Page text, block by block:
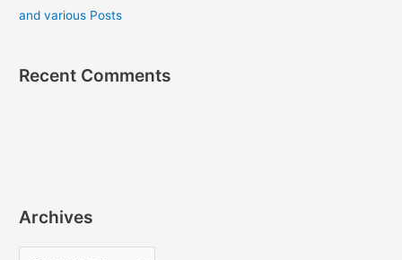
and various Posts
Recent Comments
Archives